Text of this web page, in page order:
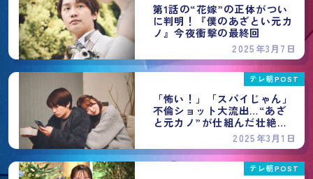
第1話の“花嫁”の正体がつい
に判明！『僕のあざとい元カ
ノ』今夜衝撃の最終回
2025年3月7日
テレ朝POST
「怖い！」「スパイじゃん」
不倫ショット大流出…“あざ
と元カノ”が仕組んだ壮絶な
ワナに震撼＜僕のあざとい元
カノ＞
2025年3月1日
テレ朝POST